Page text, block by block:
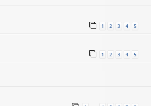
1 2 3 4 5
1 2 3 4 5